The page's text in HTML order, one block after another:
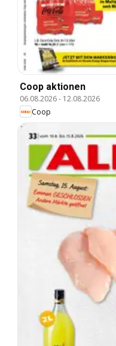
Coop aktionen
06.08.2026- 12.08.2026
Coop